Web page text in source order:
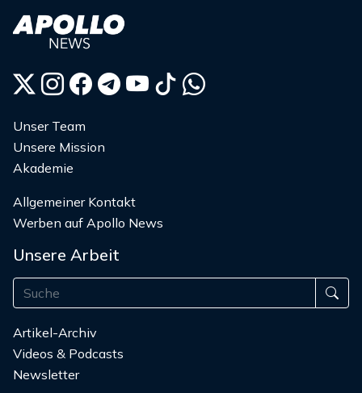
Unser Team
Unsere Mission
Akademie
Allgemeiner Kontakt
Werben auf Apollo News
Unsere Arbeit
Artikel-Archiv
Videos & Podcasts
Newsletter